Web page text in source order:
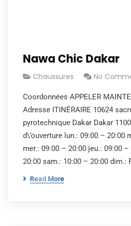
Nawa Chic Dakar
Chaussures No
Coordonnées APPELER
Adresse ITINÉRAIRE 10624
pyrotechnique Dakar Dakar
d\’ouverture lun.: 09:00 – 20:00
mer.: 09:00 – 20:00 jeu.: 09:00
20:00 sam.: 10:00 – 20:00 dim.:
Read More